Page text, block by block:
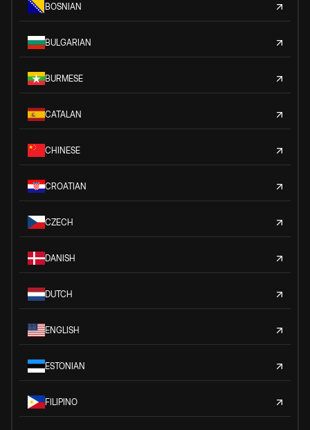
BOSNIAN
BULGARIAN
BURMESE
CATALAN
CHINESE
CROATIAN
CZECH
DANISH
DUTCH
ENGLISH
ESTONIAN
FILIPINO